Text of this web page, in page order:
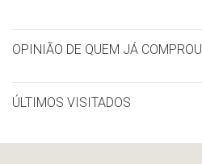
OPINIÃO DE QUEM JÁ COMPROU
ÚLTIMOS VISITADOS